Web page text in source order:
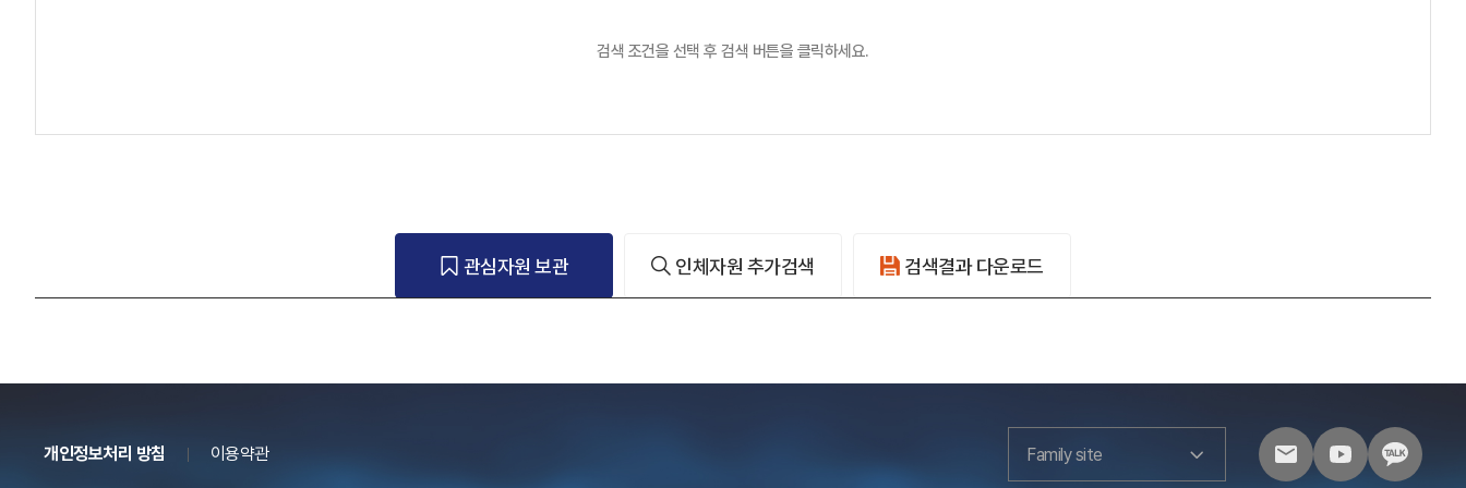
검색 조건을 선택 후 검색 버튼을 클릭하세요.
관심자원 보관 인체자원 추가검색 검색결과 다운로드
개인정보처리 방침 이용약관 Family site